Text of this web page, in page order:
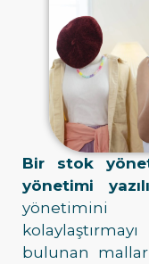
Bir stok
yönetimi
yönetimini
bulunan